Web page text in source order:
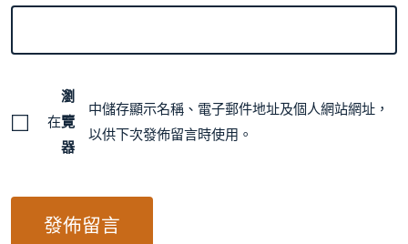
在
瀏
覽
器
中儲存顯示名稱、電子郵件地址及個人網站網址，
以供下次發佈留言時使用。